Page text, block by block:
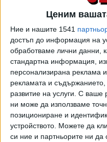
Ценим
Ние и нашите 1541
достъп до информация на
обработваме лични данни,
стандартна информация,
персонализирана реклама
рекламата и
развитие на услуги. С ваше
ни може да използваме
позициониране и
устройството. Можете да
си ние и партньорите ни да
ударили два леки
място са загинали 43-
"Фолксваген"-а, и двете й
Шофьорът на другия
транспортиран в
Според информация на
през декември 2024
Силистренска област са
пътешествия, пет от
един човек, а ранените